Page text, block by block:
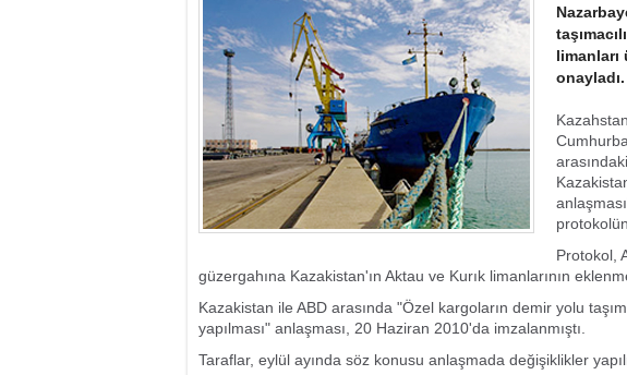
onayladı.
Protokol,
güzergahına Kazakistan'ın Aktau ve Kurık limanlarının
Kazakistan ile ABD arasında "Özel kargoların demir yolu
yapılması" anlaşması, 20 Haziran 2010'da imzalanmıştı.
Taraflar, eylül ayında söz konusu anlaşmada değişiklikler